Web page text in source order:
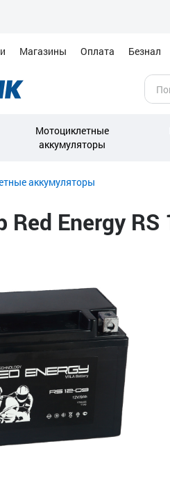
Магазины Оплата Безнал
Мотоциклетные
аккумуляторы
аккумуляторы
Energy RS